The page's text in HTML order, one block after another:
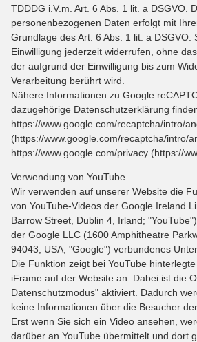
TDDDG i.V.m. Art. 6 Abs. 1 lit. a DSGVO.
personenbezogenen Daten erfolgt mit
Grundlage des Art. 6 Abs. 1 lit. a DSGVO.
Einwilligung jederzeit widerrufen, ohne
der aufgrund der Einwilligung bis zum
Verarbeitung berührt wird.
Nähere Informationen zu Google
dazugehörige Datenschutzerklärung
https://www.google.com/recaptcha/intro/
(https://www.google.com/recaptcha/intro/
https://www.google.com/privacy (https://
Verwendung von YouTube
Wir verwenden auf unserer Website die
von YouTube-Videos der Google Ireland
Barrow Street, Dublin 4, Irland;
der Google LLC (1600 Amphitheatre
94043, USA; "Google") verbundenes
Die Funktion zeigt bei YouTube
iFrame auf der Website an. Dabei ist die
Datenschutzmodus" aktiviert. Dadurch
keine Informationen über die Besucher
Erst wenn Sie sich ein Video ansehen,
darüber an YouTube übermittelt und dort